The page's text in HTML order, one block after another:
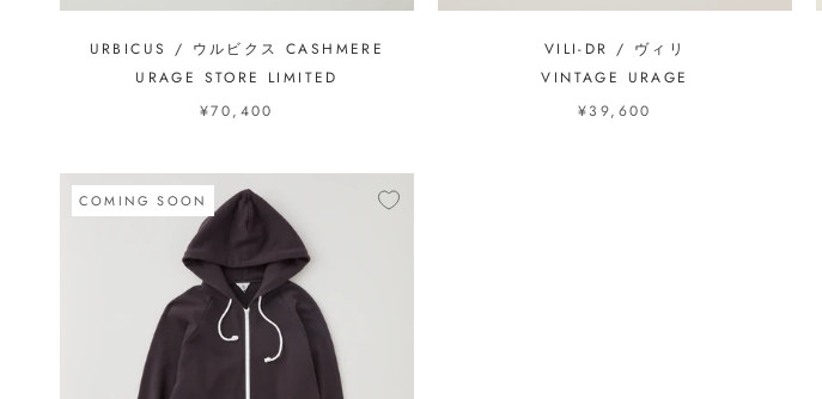
URBICUS / ウルビクス CASHMERE
URAGE STORE LIMITED
¥70,400
VILI-DR / ヴィリ
VINTAGE URAGE
¥39,600
COMING SOON